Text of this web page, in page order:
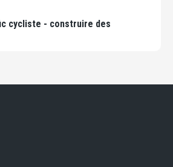
cycliste - construire des